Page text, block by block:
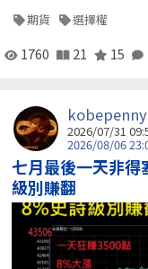
期貨 選擇權
1760 21 15
kobepenny
2026/07/31
2026/08/06
七月最後一天非
級別賺翻